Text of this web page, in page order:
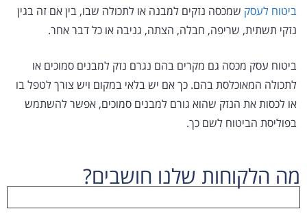
ביטוח לעסק שמכסה נזקים למבנה או לתכולה שבו, בין אם זה בגין
נזקי תשתית, שריפה, חבלה, הצתה, גניבה או כל דבר אחר.
ביטוח עסק מכסה גם מקרים בהם נגרם נזק למבנים סמוכים או
לתכולה המאוכלסת בהם. כך אם יש בלאי במקום ויש צורך לטפל בו
או לכסות את הנזק שהוא גורם למבנים סמוכים, אפשר להשתמש
בפוליסת הביטוח לשם כך.
מה הלקוחות שלנו חושבים?